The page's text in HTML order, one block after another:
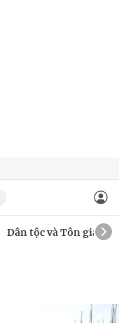
Dân tộc và Tôn giáo